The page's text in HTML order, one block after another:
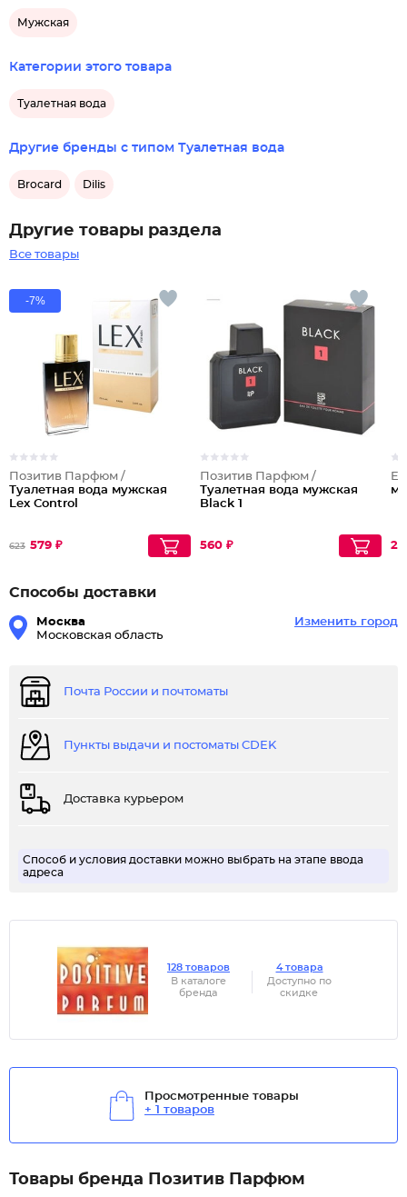
Мужская
Категории этого товара
Туалетная вода
Другие бренды с типом Туалетная вода
Brocard Dilis
Другие товары раздела
Все товары
-7%
Позитив Парфюм /
Туалетная вода мужская
Lex Control
623 579 ₽
Позитив Парфюм /
Туалетная вода мужская
Black 1
560 ₽
Способы доставки
Москва
Московская область
Изменить город
Почта России и почтоматы
Пункты выдачи и постоматы CDEK
Доставка курьером
Способ и условия доставки можно выбрать на этапе ввода
адреса
128 товаров
В каталоге
бренда
4 товара
Доступно по
скидке
Просмотренные товары
+ 1 товаров
Товары бренда Позитив Парфюм